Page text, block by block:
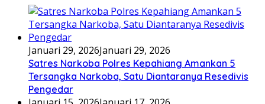
Januari 29, 2026Januari 29, 2026
Satres Narkoba Polres Kepahiang Amankan 5
Tersangka Narkoba, Satu Diantaranya Resedivis
Pengedar